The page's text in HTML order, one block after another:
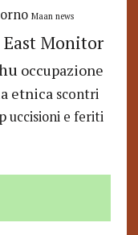
Maan news
Monitor
occupazione
etnica scontri
uccisioni e feriti